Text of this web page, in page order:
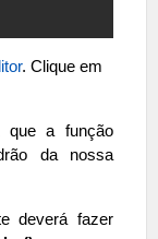
. Clique em
que a função
da nossa
deverá fazer